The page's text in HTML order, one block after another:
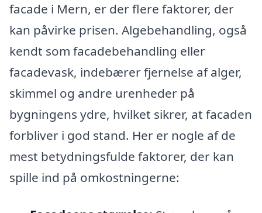
facade i Mern, er der flere faktorer, der
kan påvirke prisen. Algebehandling, også
kendt som facadebehandling eller
facadevask, indebærer fjernelse af alger,
skimmel og andre urenheder på
bygningens ydre, hvilket sikrer, at facaden
forbliver i god stand. Her er nogle af de
mest betydningsfulde faktorer, der kan
spille ind på omkostningerne: